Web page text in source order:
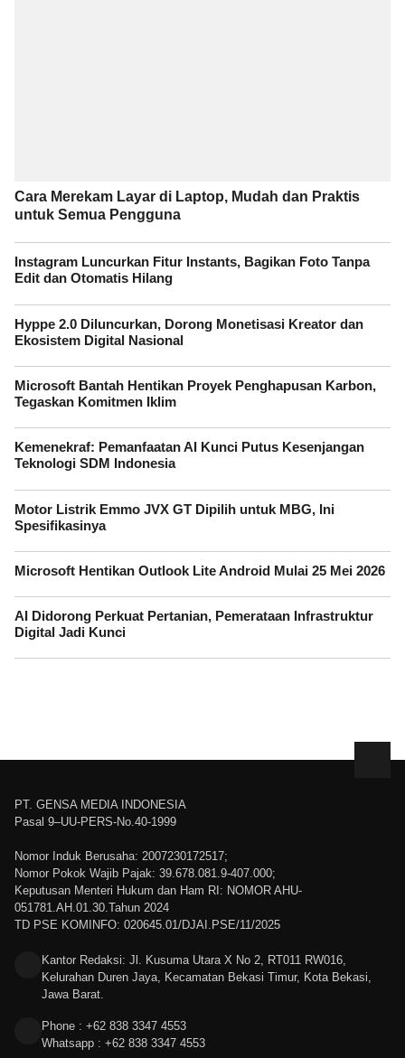
Cara Merekam Layar di Laptop, Mudah dan Praktis
untuk Semua Pengguna
Instagram Luncurkan Fitur Instants, Bagikan Foto Tanpa
Edit dan Otomatis Hilang
Hyppe 2.0 Diluncurkan, Dorong Monetisasi Kreator dan
Ekosistem Digital Nasional
Microsoft Bantah Hentikan Proyek Penghapusan Karbon,
Tegaskan Komitmen Iklim
Kemenekraf: Pemanfaatan AI Kunci Putus Kesenjangan
Teknologi SDM Indonesia
Motor Listrik Emmo JVX GT Dipilih untuk MBG, Ini
Spesifikasinya
Microsoft Hentikan Outlook Lite Android Mulai 25 Mei 2026
AI Didorong Perkuat Pertanian, Pemerataan Infrastruktur
Digital Jadi Kunci
PT. GENSA MEDIA INDONESIA
Pasal 9–UU-PERS-No.40-1999
Nomor Induk Berusaha: 2007230172517;
Nomor Pokok Wajib Pajak: 39.678.081.9-407.000;
Keputusan Menteri Hukum dan Ham RI: NOMOR AHU-
051781.AH.01.30.Tahun 2024
TD PSE KOMINFO: 020645.01/DJAI.PSE/11/2025
Kantor Redaksi: Jl. Kusuma Utara X No 2, RT011 RW016,
Kelurahan Duren Jaya, Kecamatan Bekasi Timur, Kota Bekasi,
Jawa Barat.
Phone : +62 838 3347 4553
Whatsapp : +62 838 3347 4553